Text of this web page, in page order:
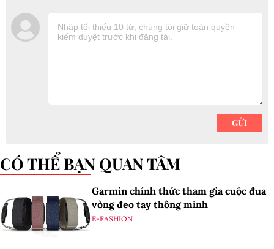
CÓ THỂ BẠN QUAN TÂM
Garmin chính thức tham gia cuộc đua
vòng đeo tay thông minh
E-FASHION